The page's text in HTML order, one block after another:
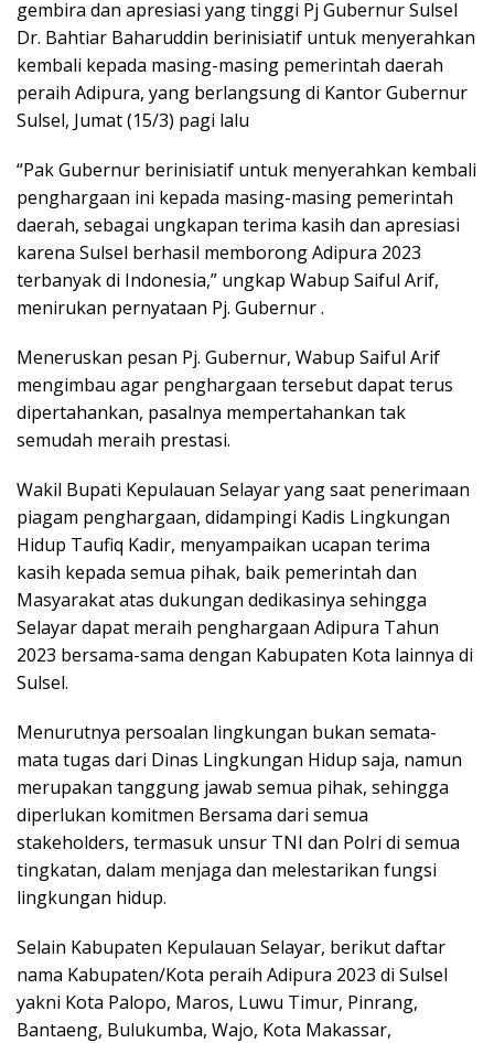
gembira dan apresiasi yang tinggi Pj Gubernur Sulsel
Dr. Bahtiar Baharuddin berinisiatif untuk menyerahkan
kembali kepada masing-masing pemerintah daerah
peraih Adipura, yang berlangsung di Kantor Gubernur
Sulsel, Jumat (15/3) pagi lalu
“Pak Gubernur berinisiatif untuk menyerahkan kembali
penghargaan ini kepada masing-masing pemerintah
daerah, sebagai ungkapan terima kasih dan apresiasi
karena Sulsel berhasil memborong Adipura 2023
terbanyak di Indonesia,” ungkap Wabup Saiful Arif,
menirukan pernyataan Pj. Gubernur .
Meneruskan pesan Pj. Gubernur, Wabup Saiful Arif
mengimbau agar penghargaan tersebut dapat terus
dipertahankan, pasalnya mempertahankan tak
semudah meraih prestasi.
Wakil Bupati Kepulauan Selayar yang saat penerimaan
piagam penghargaan, didampingi Kadis Lingkungan
Hidup Taufiq Kadir, menyampaikan ucapan terima
kasih kepada semua pihak, baik pemerintah dan
Masyarakat atas dukungan dedikasinya sehingga
Selayar dapat meraih penghargaan Adipura Tahun
2023 bersama-sama dengan Kabupaten Kota lainnya di
Sulsel.
Menurutnya persoalan lingkungan bukan semata-
mata tugas dari Dinas Lingkungan Hidup saja, namun
merupakan tanggung jawab semua pihak, sehingga
diperlukan komitmen Bersama dari semua
stakeholders, termasuk unsur TNI dan Polri di semua
tingkatan, dalam menjaga dan melestarikan fungsi
lingkungan hidup.
Selain Kabupaten Kepulauan Selayar, berikut daftar
nama Kabupaten/Kota peraih Adipura 2023 di Sulsel
yakni Kota Palopo, Maros, Luwu Timur, Pinrang,
Bantaeng, Bulukumba, Wajo, Kota Makassar,